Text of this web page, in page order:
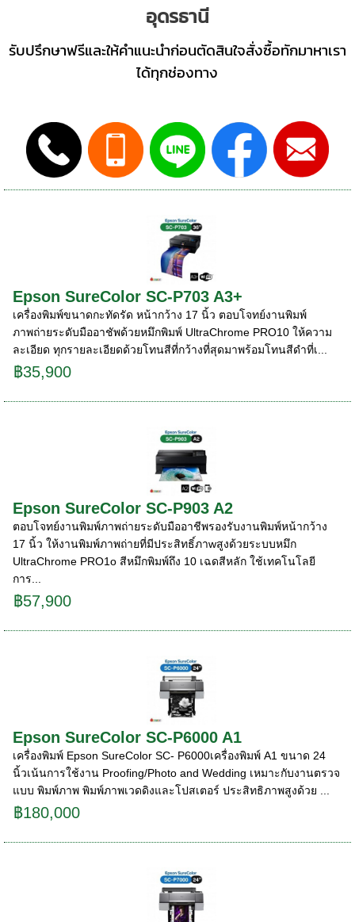
อุดรธานี
รับปรึกษาฟรีและให้คำแนะนำก่อนตัดสินใจสั่งซื้อทักมาหาเรา
ได้ทุกช่องทาง
Epson SureColor SC-P703 A3+
เครื่องพิมพ์ขนาดกะทัดรัด หน้ากว้าง 17 นิ้ว ตอบโจทย์งานพิมพ์
ภาพถ่ายระดับมืออาชัพด้วยหมึกพิมพ์ UltraChrome PRO10 ให้ความ
ละเอียด ทุกรายละเอียดด้วยโทนสีที่กว้างที่สุดมาพร้อมโทนสีดำที่เ...
฿35,900
Epson SureColor SC-P903 A2
ตอบโจทย์งานพิมพ์ภาพถ่ายระดับมืออาชีพรองรับงานพิมพ์หน้ากว้าง
17 นิ้ว ให้งานพิมพ์ภาพถ่ายที่มีประสิทธิ์ภาwสูงด้วยระบบหมึก
UltraChrome PRO1o สีหมึกพิมพ์ถึง 10 เฉดสีหลัก ใช้เทคโนโลยี
การ...
฿57,900
Epson SureColor SC-P6000 A1
เครื่องพิมพ์ Epson SureColor SC- P6000เครื่องพิมพ์ A1 ขนาด 24
นิ้วเน้นการใช้งาน Proofing/Photo and Wedding เหมาะกับงานตรวจ
แบบ พิมพ์ภาพ พิมพ์ภาพเวดดิงและโปสเตอร์ ประสิทธิภาพสูงด้วย ...
฿180,000